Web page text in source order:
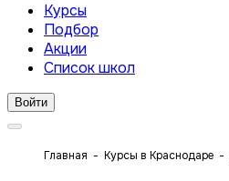
Курсы
Подбор
Акции
Список школ
Войти
Главная Курсы в Краснодаре